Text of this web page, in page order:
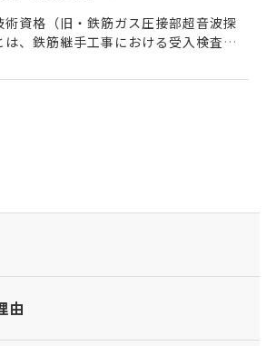
資格（旧・鉄筋ガス圧接部超音波探
、鉄筋継手工事における受入検査を
継手された鉄筋について、鉄筋の種...
由